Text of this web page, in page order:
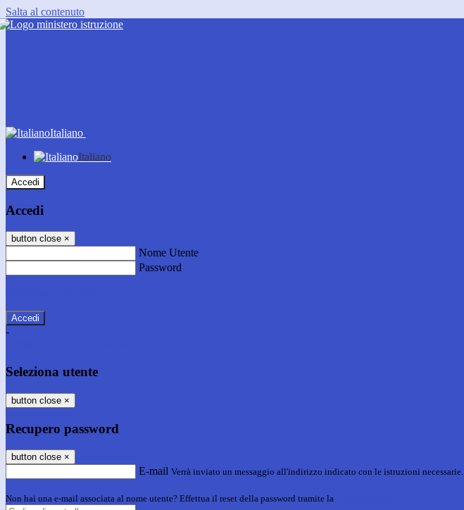
Salta al contenuto
Italiano
Italiano
Accedi
Accedi
button close ×
Nome Utente
Password
-
Seleziona utente
button close ×
Recupero password
button close ×
E-mail Verrà inviato un messaggio all'indirizzo indicato con le istruzioni necessarie.
Non hai una e-mail associata al nome utente? Effettua il reset della password tramite la